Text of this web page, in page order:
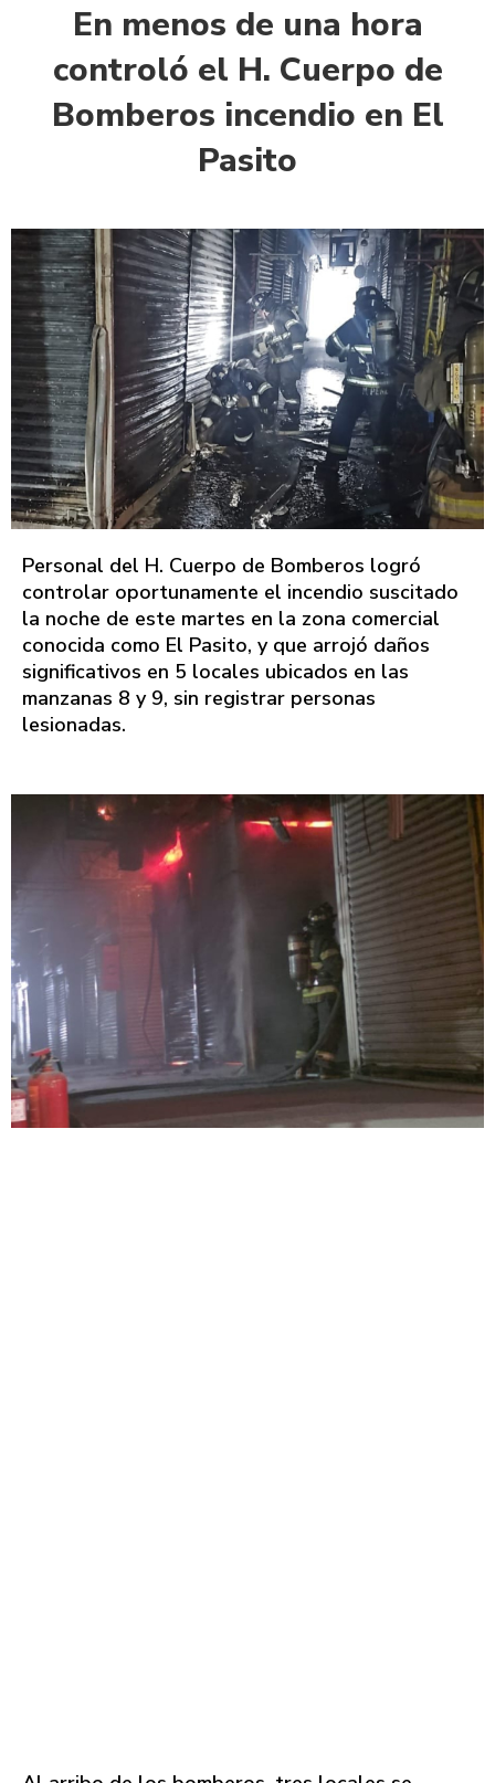
En menos de una hora
controló el H. Cuerpo de
Bomberos incendio en El
Pasito
Personal del H. Cuerpo de Bomberos logró
controlar oportunamente el incendio suscitado
la noche de este martes en la zona comercial
conocida como El Pasito, y que arrojó daños
significativos en 5 locales ubicados en las
manzanas 8 y 9, sin registrar personas
lesionadas.